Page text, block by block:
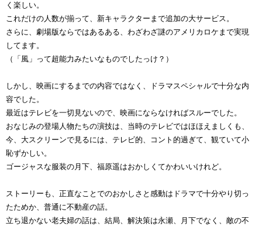
く楽しい。
これだけの人数が揃って、新キャラクターまで追加の大サービス。
さらに、劇場版ならではあるある、わざわざ謎のアメリカロケまで実現
してます。
（ 「風」って超能力みたいなものでしたっけ？ ）
しかし、映画にするまでの内容ではなく、ドラマスペシャルで十分な内
容でした。
最近はテレビを一切見ないので、映画にならなければスルーでした。
おなじみの登場人物たちの演技は、当時のテレビではほほえましくも、
今、大スクリーンで見るには、テレビ的、コント的過ぎて、観ていて小
恥ずかしい。
ゴージャスな服装の月下、福原遥はおかしくてかわいいけれど。
ストーリーも、正直なことでのおかしさと感動はドラマで十分やり切っ
たためか、普通に不動産の話。
立ち退かない老夫婦の話は、結局、解決策は永瀬、
月下でなく、 敵の不